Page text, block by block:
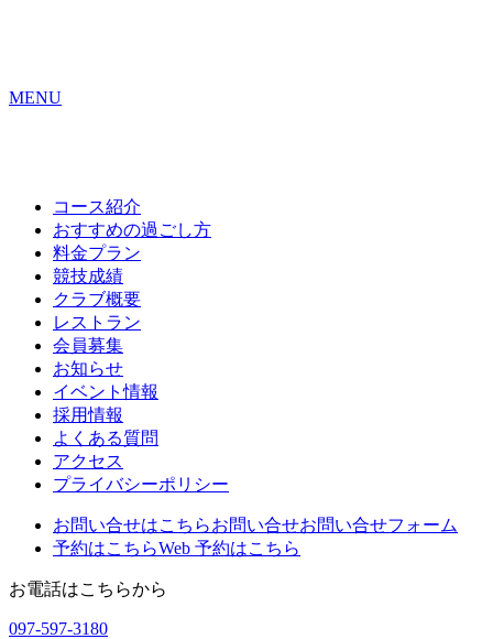
MENU
コース紹介
おすすめの過ごし方
料金プラン
競技成績
クラブ概要
レストラン
会員募集
お知らせ
イベント情報
採用情報
よくある質問
アクセス
プライバシーポリシー
お問い合せはこちらお問い合せお問い合せフォーム
予約はこちらWeb 予約はこちら
お電話はこちらから
097-597-3180